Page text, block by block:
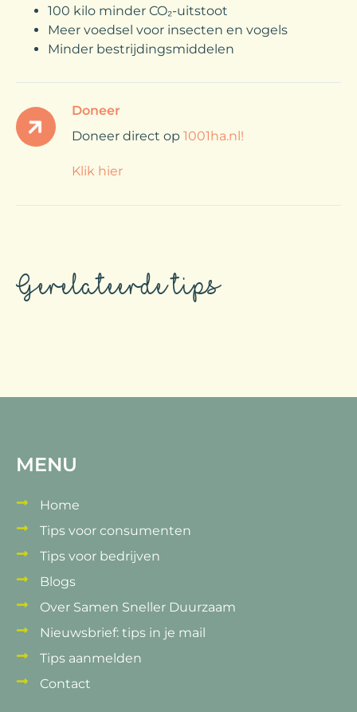
100 kilo minder CO₂-uitstoot
Meer voedsel voor insecten en vogels
Minder bestrijdingsmiddelen
Doneer
Doneer direct op 1001ha.nl!
Klik hier
Gerelateerde tips
MENU
Home
Tips voor consumenten
Tips voor bedrijven
Blogs
Over Samen Sneller Duurzaam
Nieuwsbrief: tips in je mail
Tips aanmelden
Contact